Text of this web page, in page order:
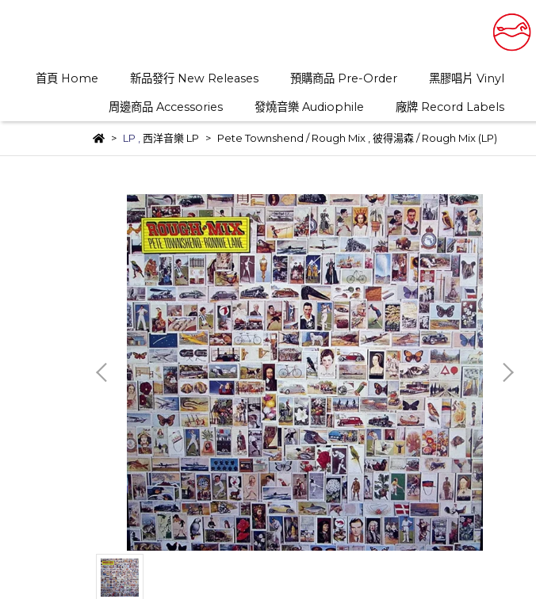
首頁 Home 新品發行 New Releases 預購商品 Pre-Order 黑膠唱片 Vinyl
周邊商品 Accessories
發燒音樂 Audiophile 廠牌 Record Labels
LP 西洋音樂 LP Pete Townshend ‎/ Rough Mix , 彼得湯森 / Rough Mix (LP)